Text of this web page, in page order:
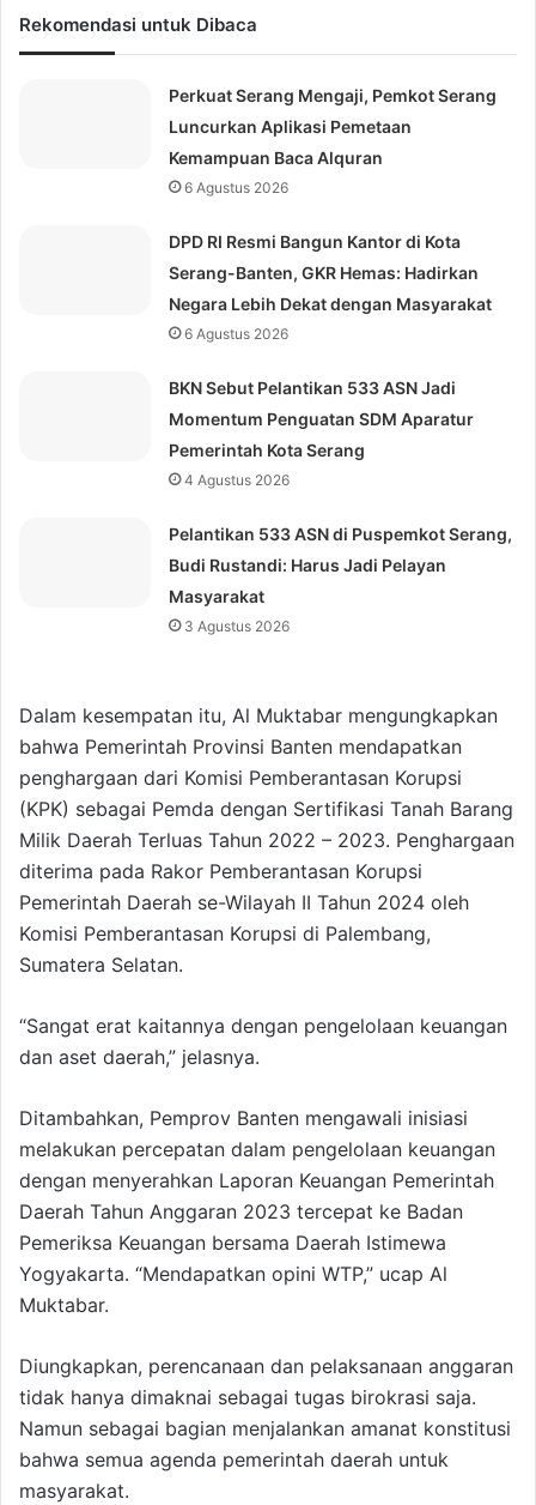
Rekomendasi untuk Dibaca
Perkuat Serang Mengaji, Pemkot Serang
Luncurkan Aplikasi Pemetaan
Kemampuan Baca Alquran
6 Agustus 2026
DPD RI Resmi Bangun Kantor di Kota
Serang-Banten, GKR Hemas: Hadirkan
Negara Lebih Dekat dengan Masyarakat
6 Agustus 2026
BKN Sebut Pelantikan 533 ASN Jadi
Momentum Penguatan SDM Aparatur
Pemerintah Kota Serang
4 Agustus 2026
Pelantikan 533 ASN di Puspemkot Serang,
Budi Rustandi: Harus Jadi Pelayan
Masyarakat
3 Agustus 2026
Dalam kesempatan itu, Al Muktabar mengungkapkan
bahwa Pemerintah Provinsi Banten mendapatkan
penghargaan dari Komisi Pemberantasan Korupsi
(KPK) sebagai Pemda dengan Sertifikasi Tanah Barang
Milik Daerah Terluas Tahun 2022 – 2023. Penghargaan
diterima pada Rakor Pemberantasan Korupsi
Pemerintah Daerah se-Wilayah II Tahun 2024 oleh
Komisi Pemberantasan Korupsi di Palembang,
Sumatera Selatan.
“Sangat erat kaitannya dengan pengelolaan keuangan
dan aset daerah,” jelasnya.
Ditambahkan, Pemprov Banten mengawali inisiasi
melakukan percepatan dalam pengelolaan keuangan
dengan menyerahkan Laporan Keuangan Pemerintah
Daerah Tahun Anggaran 2023 tercepat ke Badan
Pemeriksa Keuangan bersama Daerah Istimewa
Yogyakarta. “Mendapatkan opini WTP,” ucap Al
Muktabar.
Diungkapkan, perencanaan dan pelaksanaan anggaran
tidak hanya dimaknai sebagai tugas birokrasi saja.
Namun sebagai bagian menjalankan amanat konstitusi
bahwa semua agenda pemerintah daerah untuk
masyarakat.